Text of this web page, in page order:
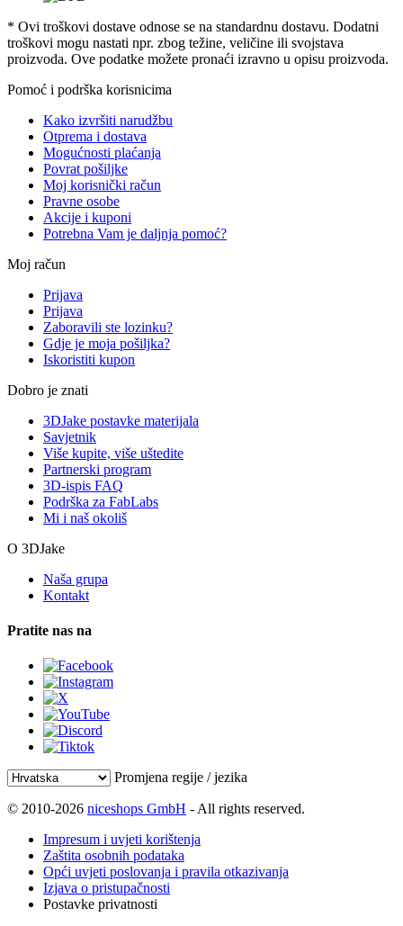
* Ovi troškovi dostave odnose se na standardnu ​​dostavu. Dodatni
troškovi mogu nastati npr. zbog težine, veličine ili svojstava
proizvoda. Ove podatke možete pronaći izravno u opisu proizvoda.
Pomoć i podrška korisnicima
Kako izvršiti narudžbu
Otprema i dostava
Mogućnosti plaćanja
Povrat pošiljke
Moj korisnički račun
Pravne osobe
Akcije i kuponi
Potrebna Vam je daljnja pomoć?
Moj račun
Prijava
Prijava
Zaboravili ste lozinku?
Gdje je moja pošiljka?
Iskoristiti kupon
Dobro je znati
3DJake postavke materijala
Savjetnik
Više kupite, više uštedite
Partnerski program
3D-ispis FAQ
Podrška za FabLabs
Mi i naš okoliš
O 3DJake
Naša grupa
Kontakt
Pratite nas na
Promjena regije / jezika
© 2010-2026 niceshops GmbH - All rights reserved.
Impresum i uvjeti korištenja
Zaštita osobnih podataka
Opći uvjeti poslovanja i pravila otkazivanja
Izjava o pristupačnosti
Postavke privatnosti